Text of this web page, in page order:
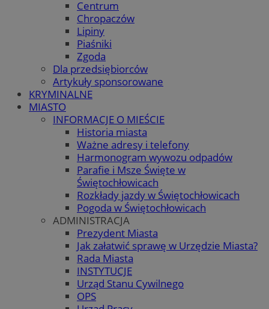
Centrum
Chropaczów
Lipiny
Piaśniki
Zgoda
Dla przedsiębiorców
Artykuły sponsorowane
KRYMINALNE
MIASTO
INFORMACJE O MIEŚCIE
Historia miasta
Ważne adresy i telefony
Harmonogram wywozu odpadów
Parafie i Msze Święte w
Świętochłowicach
Rozkłady jazdy w Świętochłowicach
Pogoda w Świętochłowicach
ADMINISTRACJA
Prezydent Miasta
Jak załatwić sprawę w Urzędzie Miasta?
Rada Miasta
INSTYTUCJE
Urząd Stanu Cywilnego
OPS